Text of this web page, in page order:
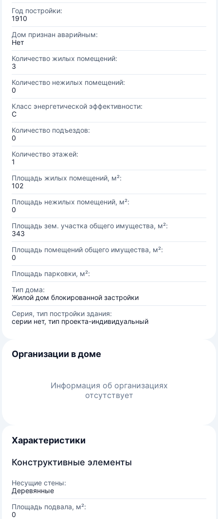
Год постройки:
1910
Дом признан аварийным:
Нет
Количество жилых помещений:
3
Количество нежилых помещений:
0
Класс энергетической эффективности:
C
Количество подъездов:
0
Количество этажей:
1
Площадь жилых помещений, м²:
102
Площадь нежилых помещений, м²:
0
Площадь зем. участка общего имущества, м²:
343
Площадь помещений общего имущества, м²:
0
Площадь парковки, м²:
Тип дома:
Жилой дом блокированной застройки
Серия, тип постройки здания:
серии нет, тип проекта-индивидуальный
Организации в доме
Информация об организациях
отсутствует
Характеристики
Конструктивные элементы
Несущие стены:
Деревянные
Площадь подвала, м²:
0